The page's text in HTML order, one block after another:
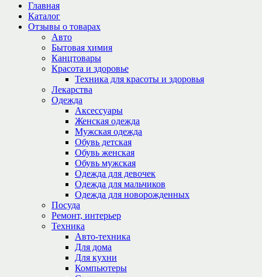
Главная
Каталог
Отзывы о товарах
Авто
Бытовая химия
Канцтовары
Красота и здоровье
Техника для красоты и здоровья
Лекарства
Одежда
Аксессуары
Женская одежда
Мужская одежда
Обувь детская
Обувь женская
Обувь мужская
Одежда для девочек
Одежда для мальчиков
Одежда для новорожденных
Посуда
Ремонт, интерьер
Техника
Авто-техника
Для дома
Для кухни
Компьютеры